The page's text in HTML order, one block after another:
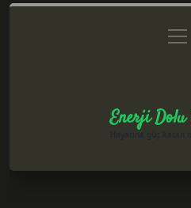
Gizlilik
aç
Enerji